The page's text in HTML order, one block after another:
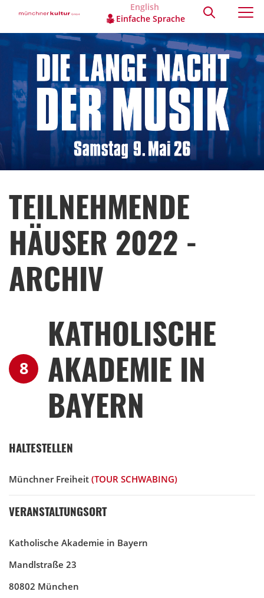
English
Einfache Sprache
TEILNEHMENDE
HÄUSER 2022 -
ARCHIV
8
KATHOLISCHE
AKADEMIE IN
BAYERN
HALTESTELLEN
Münchner Freiheit (TOUR SCHWABING)
VERANSTALTUNGSORT
Katholische Akademie in Bayern
Mandlstraße 23
80802 München